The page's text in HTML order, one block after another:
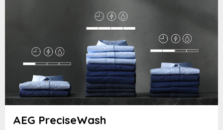
AEG PreciseWash